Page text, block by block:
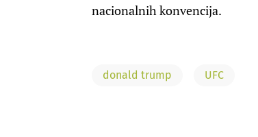
nacionalnih konvencija.
donald trump UFC